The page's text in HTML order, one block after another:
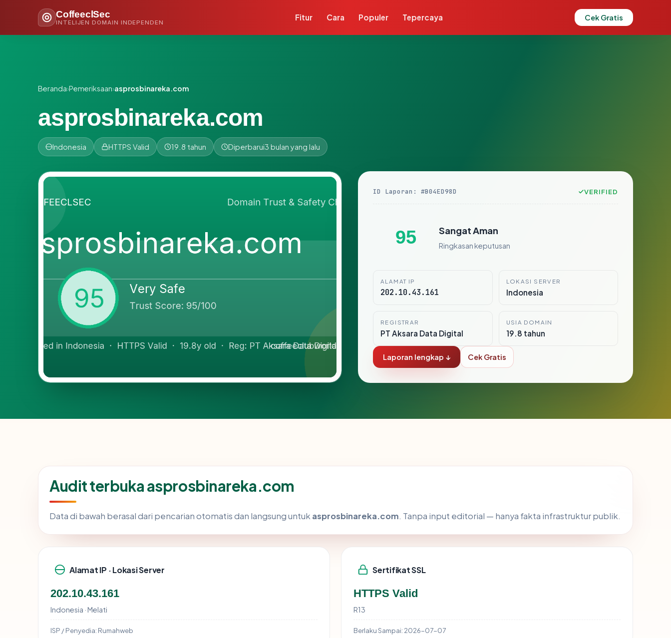
CoffeeclSec
INTELIJEN DOMAIN INDEPENDEN
Fitur Cara Populer Tepercaya Cek Gratis
Beranda›Pemeriksaan›asprosbinareka.com
asprosbinareka.com
Indonesia HTTPS Valid 19.8 tahun Diperbarui3 bulan yang lalu
ID Laporan: #B04ED98D VERIFIED
95 Sangat Aman
Ringkasan keputusan
ALAMAT IP
202.10.43.161
LOKASI SERVER
Indonesia
REGISTRAR
PT Aksara Data Digital
USIA DOMAIN
19.8 tahun
Laporan lengkap ↓ Cek Gratis
Audit terbuka asprosbinareka.com
Data di bawah berasal dari pencarian otomatis dan langsung untuk asprosbinareka.com. Tanpa input editorial — hanya fakta infrastruktur publik.
Alamat IP · Lokasi Server
202.10.43.161
Indonesia · Melati
ISP / Penyedia: Rumahweb
Sertifikat SSL
HTTPS Valid
R13
Berlaku Sampai: 2026-07-07